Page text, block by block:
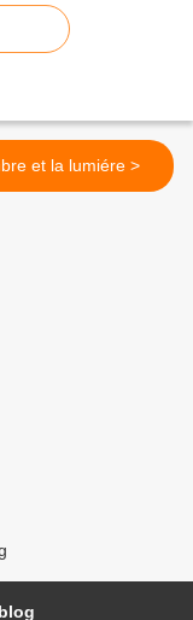
L'ombre et la lumiére >